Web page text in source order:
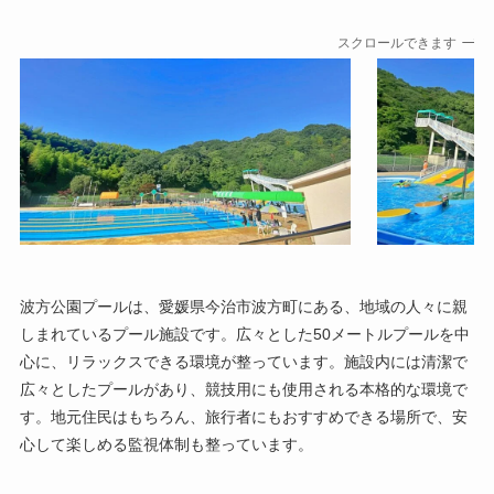
スクロールできます
波方公園プールは、愛媛県今治市波方町にある、地域の人々に親
しまれているプール施設です。広々とした50メートルプールを中
心に、リラックスできる環境が整っています。施設内には清潔で
広々としたプールがあり、競技用にも使用される本格的な環境で
す。地元住民はもちろん、旅行者にもおすすめできる場所で、安
心して楽しめる監視体制も整っています。